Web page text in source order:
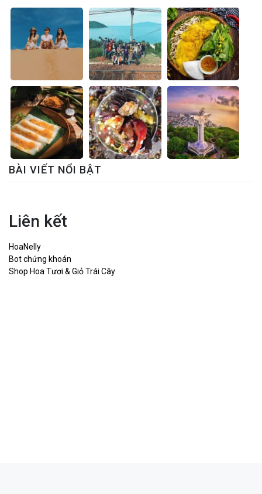
BÀI VIẾT NỔI BẬT
Liên kết
HoaNelly
Bot chứng khoán
Shop Hoa Tươi & Giỏ Trái Cây